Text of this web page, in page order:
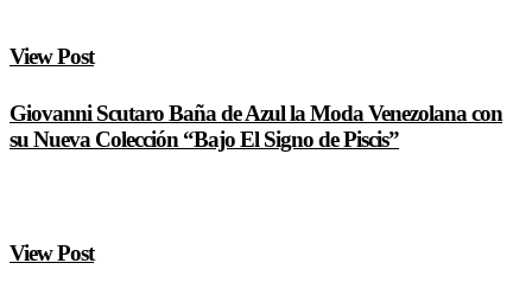
View Post
Giovanni Scutaro Baña de Azul la Moda Venezolana con
su Nueva Colección “Bajo El Signo de Piscis”
View Post